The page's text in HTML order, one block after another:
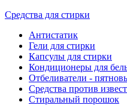
Средства для стирки
Антистатик
Гели для стирки
Капсулы для стирки
Кондиционеры для
Отбеливатели -
Средства против
Стиральный порошок